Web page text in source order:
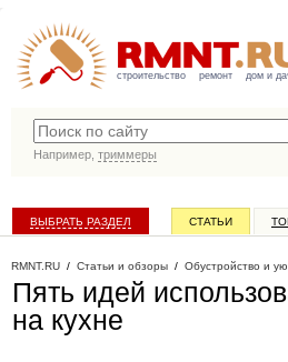
строительство ремонт дом и
Например, триммеры
ВЫБРАТЬ РАЗДЕЛ СТАТЬИ
RMNT.RU / Статьи и обзоры / Обустройство и
Пять идей
на кухне